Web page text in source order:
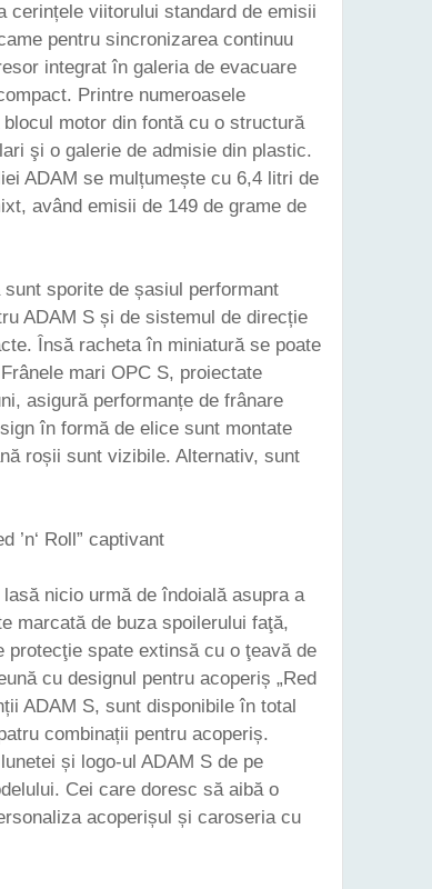
cerințele viitorului standard de emisii
pentru sincronizarea continuu
integrat în galeria de evacuare
Printre numeroasele
motor din fontă cu o structură
şi o galerie de admisie din plastic.
ADAM se mulțumește cu 6,4 litri de
având emisii de 149 de grame de
sporite de șasiul performant
ADAM S și de sistemul de direcție
Însă racheta în miniatură se poate
mari OPC S, proiectate
asigură performanțe de frânare
în formă de elice sunt montate
roșii sunt vizibile. Alternativ, sunt
’n‘ Roll” captivant
nicio urmă de îndoială asupra a
marcată de buza spoilerului faţă,
spate extinsă cu o ţeavă de
cu designul pentru acoperiș „Red
ADAM S, sunt disponibile în total
combinații pentru acoperiș.
și logo-ul ADAM S de pe
Cei care doresc să aibă o
acoperișul și caroseria cu